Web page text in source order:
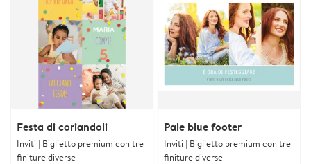
Festa di coriandoli
Inviti | Biglietto premium con tre
finiture diverse
Pale blue footer
Inviti | Biglietto premium con tre
finiture diverse